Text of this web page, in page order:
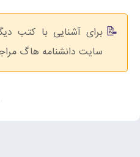
برای آشنایی با کتب
سایت دانشنامه هاگ